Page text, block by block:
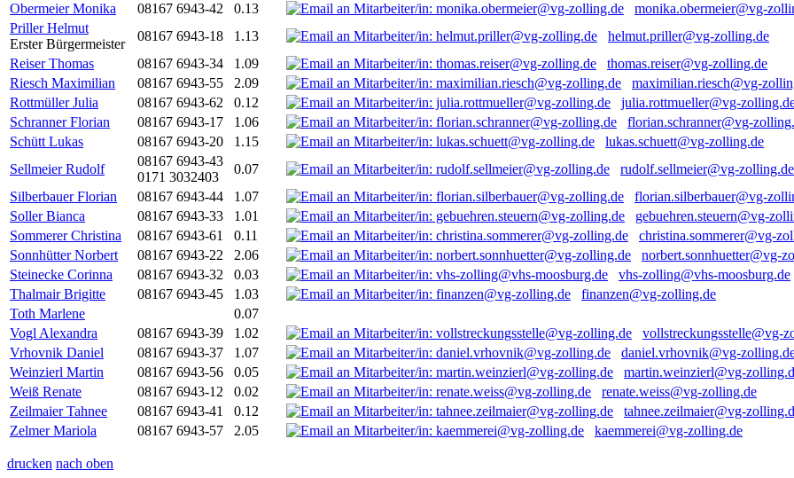
Obermeier Monika
08167 6943-42 0.13
monika.obermeier@vg-
Priller Helmut
Erster Bürgermeister
08167 6943-18 1.13
helmut.priller@vg-zolling.de
Reiser Thomas
08167 6943-34 1.09
thomas.reiser@vg-zolling.de
Riesch Maximilian
08167 6943-55 2.09
maximilian.riesch@vg-
Rottmüller Julia
08167 6943-62 0.12
julia.rottmueller@vg-
Schranner Florian
08167 6943-17 1.06
florian.schranner@vg-
Schütt Lukas
08167 6943-20 1.15
lukas.schuett@vg-zolling.de
Sellmeier Rudolf
08167 6943-43
0171 3032403
0.07
rudolf.sellmeier@vg-zolling.de
Silberbauer Florian
08167 6943-44 1.07
florian.silberbauer@vg-
Soller Bianca
08167 6943-33 1.01
gebuehren.steuern@vg-
Sommerer Christina
08167 6943-61 0.11
christina.sommerer@vg-
Sonnhütter Norbert
08167 6943-22 2.06
norbert.sonnhuetter@vg-
Steinecke Corinna
08167 6943-32 0.03
vhs-zolling@vhs-moosburg.de
Thalmair Brigitte
08167 6943-45 1.03
finanzen@vg-zolling.de
Toth Marlene
0.07
Vogl Alexandra
08167 6943-39 1.02
vollstreckungsstelle@vg-
Vrhovnik Daniel
08167 6943-37 1.07
daniel.vrhovnik@vg-
Weinzierl Martin
08167 6943-56 0.05
martin.weinzierl@vg-
Weiß Renate
08167 6943-12 0.02
renate.weiss@vg-zolling.de
Zeilmaier Tahnee
08167 6943-41 0.12
tahnee.zeilmaier@vg-
Zelmer Mariola
08167 6943-57 2.05 kaemmerei@vg-zolling.de
drucken nach oben